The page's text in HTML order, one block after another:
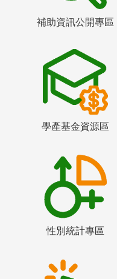
補助資訊公開專區
學產基金資源區
性別統計專區